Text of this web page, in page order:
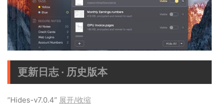
更新日志 · 历史版本
“Hides-v7.0.4” 展开/收缩